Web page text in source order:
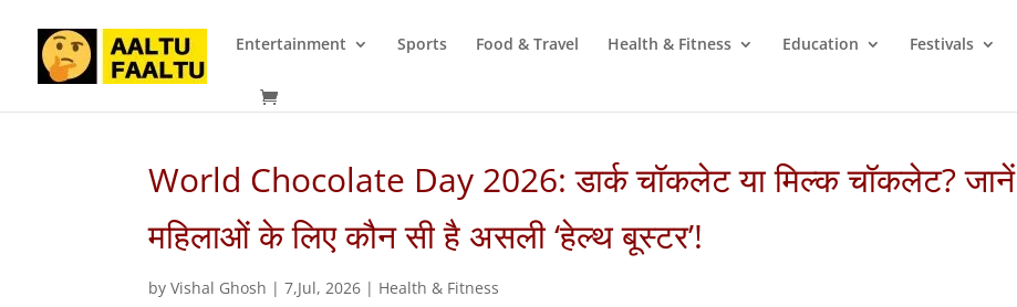
Entertainment Sports Food & Travel Health & Fitness Education Festivals
World Chocolate Day 2026: डार्क चॉकलेट या मिल्क चॉकलेट? जानें
महिलाओं के लिए कौन सी है असली ‘हेल्थ बूस्टर’!
byVishal Ghosh |7,Jul, 2026 | Health & Fitness